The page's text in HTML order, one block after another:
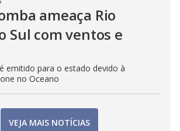
ameaça Rio
Sul com ventos e
emitido para o estado devido à
no Oceano
VEJA MAIS NOTÍCIAS